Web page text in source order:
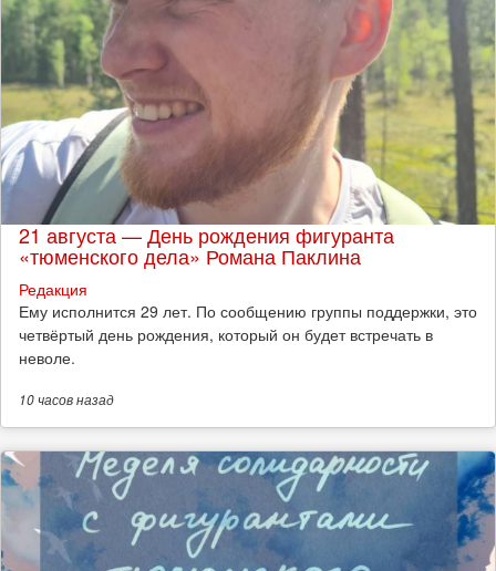
21 августа — День рождения фигуранта
«тюменского дела» Романа Паклина
Редакция
Ему исполнится 29 лет. По сообщению группы поддержки, это
четвёртый день рождения, который он будет встречать в
неволе.
10 часовназад